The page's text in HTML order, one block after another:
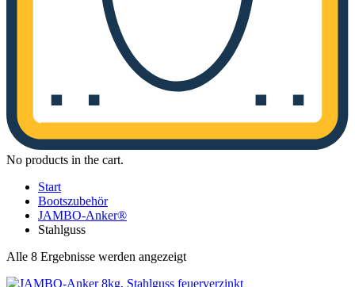
No products in the cart.
Start
Bootszubehör
JAMBO-Anker®
Stahlguss
Alle 8 Ergebnisse werden angezeigtNach